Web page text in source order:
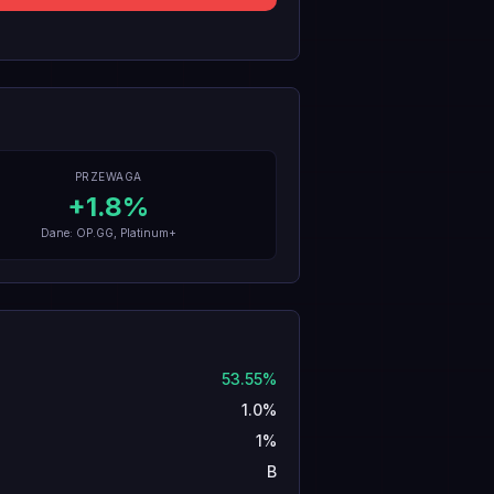
PRZEWAGA
+1.8%
Dane: OP.GG, Platinum+
53.55%
1.0%
1%
B